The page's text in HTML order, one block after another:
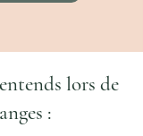
lors de
: